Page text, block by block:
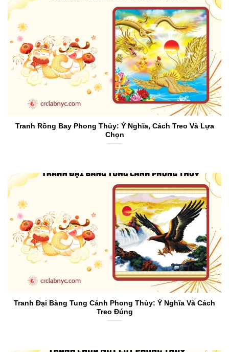
Tranh Rồng Bay Phong Thủy: Ý Nghĩa, Cách Treo Và Lựa
Chọn
Tranh Đại Bàng Tung Cánh Phong Thủy: Ý Nghĩa Và Cách
Treo Đúng